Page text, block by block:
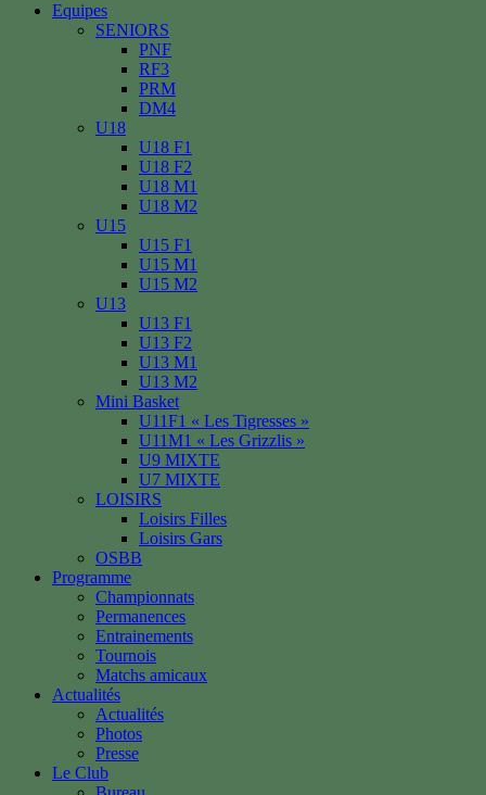
Equipes
SENIORS
PNF
RF3
PRM
DM4
U18
U18 F1
U18 F2
U18 M1
U18 M2
U15
U15 F1
U15 M1
U15 M2
U13
U13 F1
U13 F2
U13 M1
U13 M2
Mini Basket
U11F1 « Les Tigresses »
U11M1 « Les Grizzlis »
U9 MIXTE
U7 MIXTE
LOISIRS
Loisirs Filles
Loisirs Gars
OSBB
Programme
Championnats
Permanences
Entrainements
Tournois
Matchs amicaux
Actualités
Actualités
Photos
Presse
Le Club